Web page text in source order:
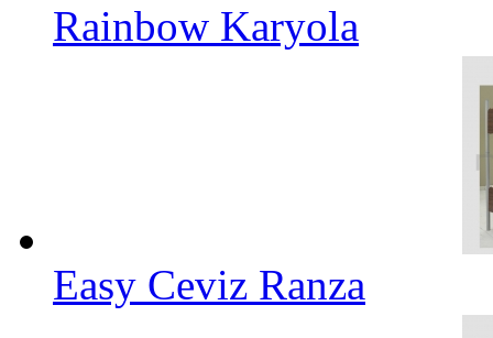
Rainbow Karyola
Easy Ceviz Ranza